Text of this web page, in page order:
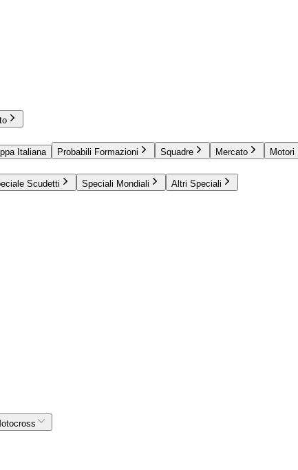
Italiana Probabili Formazioni Squadre Mercato Motori
Scudetti Speciali Mondiali Altri Speciali